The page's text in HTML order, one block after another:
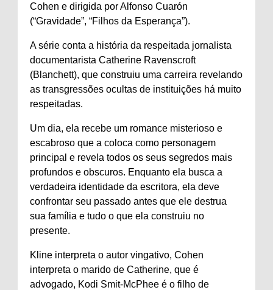
Cohen e dirigida por Alfonso Cuarón
(“Gravidade”, “Filhos da Esperança”).
A série conta a história da respeitada jornalista
documentarista Catherine Ravenscroft
(Blanchett), que construiu uma carreira revelando
as transgressões ocultas de instituições há muito
respeitadas.
Um dia, ela recebe um romance misterioso e
escabroso que a coloca como personagem
principal e revela todos os seus segredos mais
profundos e obscuros. Enquanto ela busca a
verdadeira identidade da escritora, ela deve
confrontar seu passado antes que ele destrua
sua família e tudo o que ela construiu no
presente.
Kline interpreta o autor vingativo, Cohen
interpreta o marido de Catherine, que é
advogado, Kodi Smit-McPhee é o filho de